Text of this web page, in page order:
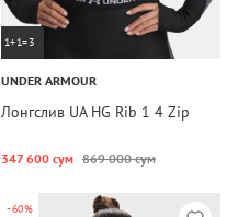
1+1=3
UNDER ARMOUR
Лонгслив UA HG Rib 1 4 Zip
347 600 сум 869 000 сум
-60%